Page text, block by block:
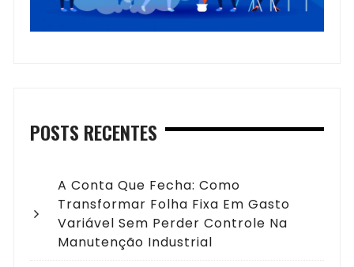
POSTS RECENTES
A Conta Que Fecha: Como
Transformar Folha Fixa Em Gasto
Variável Sem Perder Controle Na
Manutenção Industrial